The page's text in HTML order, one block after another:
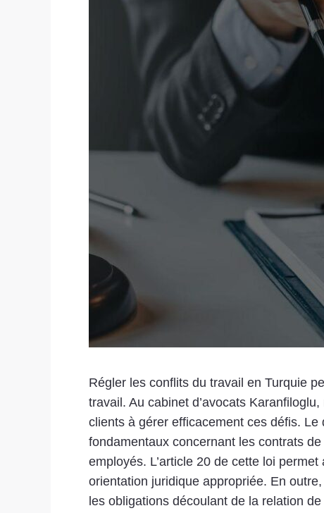
Régler les conflits du travail en Turquie
travail. Au cabinet d’avocats
clients à gérer efficacement ces défis.
fondamentaux concernant les contrats
employés. L’article 20 de cette loi
orientation juridique appropriée. En
les obligations découlant de la relation